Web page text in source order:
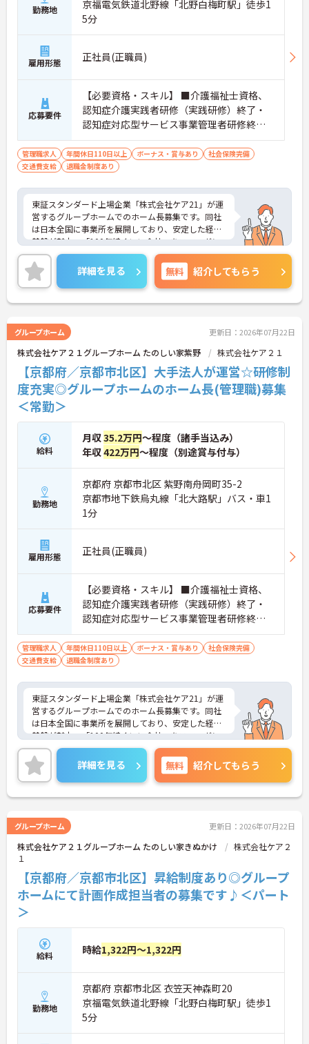
勤務地
京福電気鉄道北野線「北野白梅町駅」徒歩1
5分
雇用形態 正社員(正職員)
応募要件
【必要資格・スキル】 ■介護福祉士資格、
認知症介護実践者研修（実践研修）終了・
認知症対応型サービス事業管理者研修終了
■マネジメント経験がある方(副施設長など)
管理職求人 年間休日110日以上 ボーナス・賞与あり
社会保険完備
交通費支給
退職金制度あり
東証スタンダード上場企業「株式会社ケア21」が運
営するグループホームでのホーム長募集です。同社
は日本全国に事業所を展開しており、安定した経営
基盤が魅力。「100年続くいい会社」をスローガン
に、スタッフが安心して長く働ける環境づくりに注
力しています。年間休日は111日、夏季・冬季休暇
もしっかり取得可能です。また、映画やレジャー施
設の割引が受けられる組合制度や、毎年もらえるお
誕生日プレゼントなど、ユニークで充実した福利厚
スタッフを大切にしながらより良い施設を創ってい
きたいという意欲のある方に最適な環境です。本社
によるサポート体制も整っているため、施設運営に
専念できます。ご興味のある方は詳細等をお伝えし
ますので、お気軽にお問い合わせください。
詳細を見る 無料 紹介してもらう
グループホーム 更新日：2026年07月22日
株式会社ケア２１グループホーム たのしい家紫野 株式会社ケア２１
【京都府／京都市北区】大手法人が運営☆研修制
度充実◎グループホームのホーム長(管理職)募集
＜常勤＞
給料
月収35.2万円～程度（諸手当込み）
年収422万円～程度（別途賞与付与）
勤務地
京都府 京都市北区 紫野南舟岡町35-2
京都市地下鉄烏丸線「北大路駅」バス・車1
1分
雇用形態 正社員(正職員)
応募要件
【必要資格・スキル】 ■介護福祉士資格、
認知症介護実践者研修（実践研修）終了・
認知症対応型サービス事業管理者研修終了
■マネジメント経験がある方(副施設長など)
管理職求人 年間休日110日以上 ボーナス・賞与あり
社会保険完備
交通費支給
退職金制度あり
東証スタンダード上場企業「株式会社ケア21」が運
営するグループホームでのホーム長募集です。同社
は日本全国に事業所を展開しており、安定した経営
基盤が魅力。「100年続くいい会社」をスローガン
に、スタッフが安心して長く働ける環境づくりに注
力しています。年間休日は111日、夏季・冬季休暇
もしっかり取得可能です。また、映画やレジャー施
設の割引が受けられる組合制度や、毎年もらえるお
誕生日プレゼントなど、ユニークで充実した福利厚
スタッフを大切にしながらより良い施設を創ってい
きたいという意欲のある方に最適な環境です。本社
によるサポート体制も整っているため、施設運営に
ますので、お気軽にお問い合わせください。
詳細を見る 無料 紹介してもらう
グループホーム 更新日：2026年07月22日
株式会社ケア２１グループホーム たのしい家きぬかけ
株式会社ケア２
１
【京都府／京都市北区】昇給制度あり◎グループ
ホームにて計画作成担当者の募集です♪＜パート
＞
給料 時給1,322円～1,322円
勤務地
京都府 京都市北区 衣笠天神森町20
京福電気鉄道北野線「北野白梅町駅」徒歩1
5分